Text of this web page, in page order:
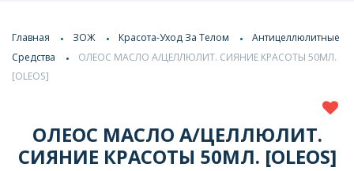
Главная ЗОЖ Красота-Уход За Телом
Антицеллюлитные
Средства
ОЛЕОС МАСЛО А/ЦЕЛЛЮЛИТ. СИЯНИЕ КРАСОТЫ 50МЛ.
[OLEOS]
ОЛЕОС МАСЛО А/ЦЕЛЛЮЛИТ.
СИЯНИЕ КРАСОТЫ 50МЛ. [OLEOS]